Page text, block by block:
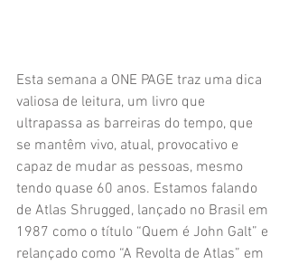
Esta semana a ONE PAGE traz uma dica
valiosa de leitura, um livro que
ultrapassa as barreiras do tempo, que
se mantêm vivo, atual, provocativo e
capaz de mudar as pessoas, mesmo
tendo quase 60 anos. Estamos falando
de Atlas Shrugged, lançado no Brasil em
1987 como o título “Quem é John Galt” e
relançado como “A Revolta de Atlas” em